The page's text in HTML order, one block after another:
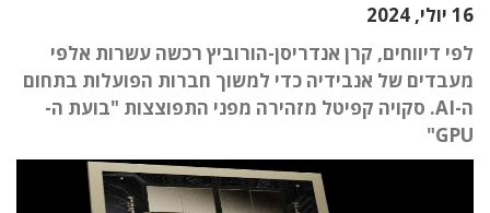
16 יולי, 2024
לפי דיווחים, קרן אנדריסן-הורוביץ רכשה עשרות אלפי
מעבדים של אנבידיה כדי למשוך חברות הפועלות בתחום
ה-AI. סקויה קפיטל מזהירה מפני התפוצצות "בועת ה-
GPU"